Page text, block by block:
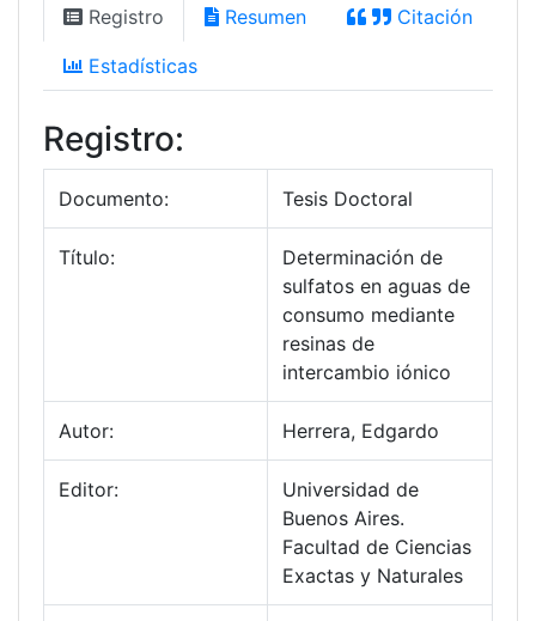
Registro Resumen Citación
Estadísticas
Registro:
Documento: Tesis Doctoral
Título:
Determinación de
sulfatos en aguas de
consumo mediante
resinas de
intercambio iónico
Autor: Herrera, Edgardo
Editor:
Universidad de
Buenos Aires.
Facultad de Ciencias
Exactas y Naturales